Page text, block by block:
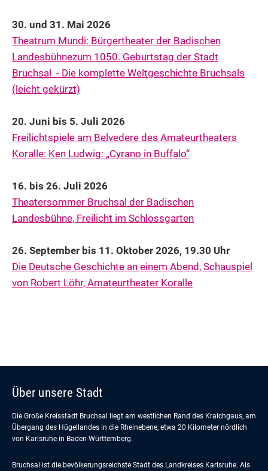
30. und 31. Mai 2026
Theatrum Mundi: Bürgertheater der Badischen
Landesbühnezum 1050. Geburtstag der Stadt
Bruchsal - Die komplette Weltgeschichte Bruchsals
(leicht gekürzt)
20. Juni bis 5. Juli 2026
Freilichtspiele am Belvedere des Amateurtheaters
Koralle: Ken Ludwig: „Cyrano in Buffalo“
16. bis 26. Juli 2026
Theatersommer Bruchsal der Badischen
Landesbühne, Freilicht im Schlossgarten
26. September bis 11. Oktober 2026, 19.30 Uhr
Die Deutsche Geschichte an einem Abend, Schauspiel
von Robert Löhr, Amateurtheater Koralle
Über unsere Stadt
Die Große Kreisstadt Bruchsal liegt am westlichen Rand des Kraichgaus, am
Übergang des Hügellandes in die Rheinebene, etwa 20 Kilometer nördlich
von Karlsruhe in Baden-Württemberg.
Bruchsal ist die bevölkerungsreichste Stadt des Landkreises Karlsruhe. Als